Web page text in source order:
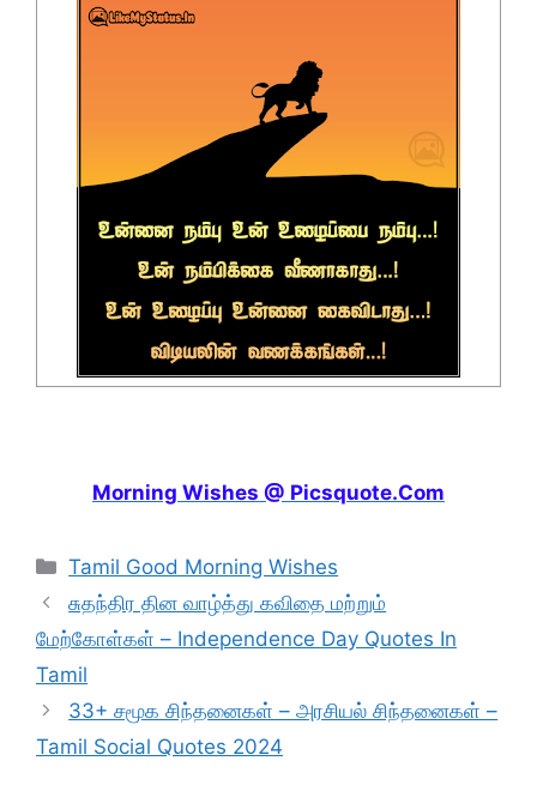
Morning Wishes @ Picsquote.Com
Categories
Tamil Good Morning Wishes
சுதந்திர தின வாழ்த்து கவிதை மற்றும்
மேற்கோள்கள் – Independence Day Quotes In
Tamil
33+ சமூக சிந்தனைகள் – அரசியல் சிந்தனைகள் –
Tamil Social Quotes 2024